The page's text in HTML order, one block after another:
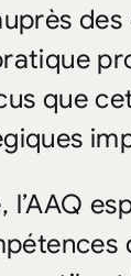
des
que